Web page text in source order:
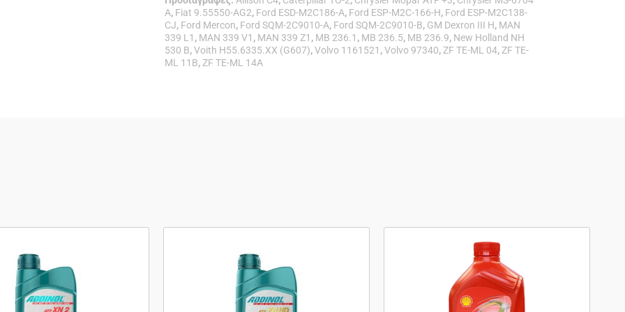
A, Fiat 9.55550-AG2, Ford ESD-M2C186-A, Ford ESP-M2C-166-H, Ford ESP-M2C138-
CJ, Ford Mercon, Ford SQM-2C9010-A, Ford SQM-2C9010-B, GM Dexron III H, MAN
339 L1 , MAN 339 V1 , MAN 339 Z1 , MB 236.1 , MB 236.5, MB 236.9, New Holland NH
530 B,Voith H55.6335.XX (G607),Volvo 1161521 ,Volvo 97340,ZF TE-ML 04,ZF TE-
ML 11B,ZF TE-ML 14A
προϊόν
έχει
πολλαπλές
προϊόν
έχει
πολλαπλές
το
προϊόν
έχει
πολλαπλές